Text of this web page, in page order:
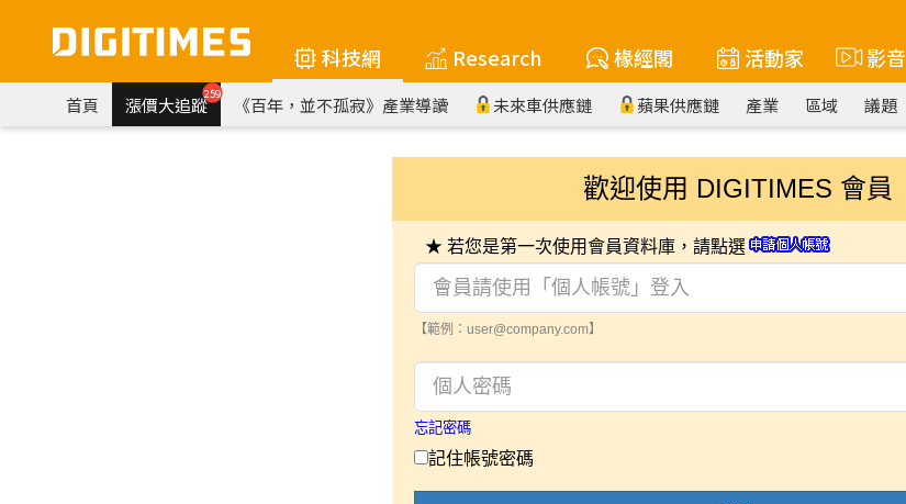
科技網 Research 椽經閣 活動家 影音
首頁 漲價大追蹤259 《百年，並不孤寂》產業導讀 未來車供應鏈 蘋果供應鏈 產業 區域 議題
歡迎使用 DIGITIMES 會員
★ 若您是第一次使用會員資料庫，請點選
【範例：user@company.com】
忘記密碼
記住帳號密碼